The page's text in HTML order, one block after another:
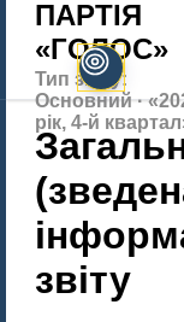
ПАРТІЯ
«ГОЛОС»
Тип звіту:
Основний ·
рік, 4-й
звіту